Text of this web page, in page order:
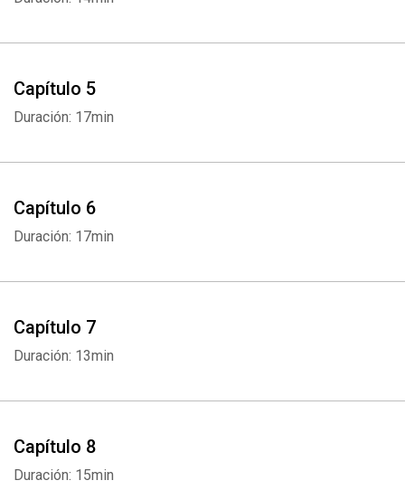
Capítulo 5
Duración: 17min
Capítulo 6
Duración: 17min
Capítulo 7
Duración: 13min
Capítulo 8
Duración: 15min